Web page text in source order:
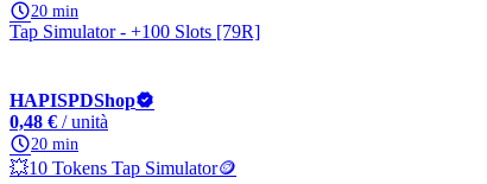
20 min
Tap Simulator - +100 Slots [79R]
HAPISPDShop
0,48 € / unità
20 min
💥10 Tokens Tap Simulator🪙